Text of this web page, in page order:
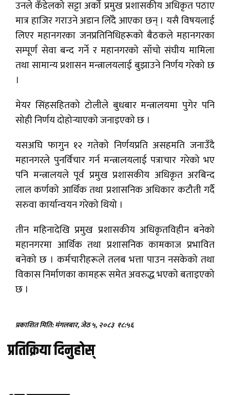
उनले कँडेलको सट्टा अर्को प्रमुख प्रशासकीय अधिकृत पठाए
मात्र हाजिर गराउने अडान लिँदै आएका छन् । यसै विषयलाई
लिएर महानगरका जनप्रतिनिधिहरूको बैठकले महानगरका
सम्पूर्ण सेवा बन्द गर्ने र महानगरको साँचो संघीय मामिला
तथा सामान्य प्रशासन मन्त्रालयलाई बुझाउने निर्णय गरेको छ
।
मेयर सिंहसहितको टोलीले बुधबार मन्त्रालयमा पुगेर पनि
सोही निर्णय दोहोर्‍याएको जनाइएको छ ।
यसअघि फागुन १२ गतेको निर्णयप्रति असहमति जनाउँदै
महानगरले पुनर्विचार गर्न मन्त्रालयलाई पत्राचार गरेको भए
पनि मन्त्रालयले पूर्व प्रमुख प्रशासकीय अधिकृत अरबिन्द
लाल कर्णको आर्थिक तथा प्रशासनिक अधिकार कटौती गर्दै
सरुवा कार्यान्वयन गरेको थियो ।
तीन महिनादेखि प्रमुख प्रशासकीय अधिकृतविहीन बनेको
महानगरमा आर्थिक तथा प्रशासनिक कामकाज प्रभावित
बनेको छ । कर्मचारीहरूले तलब भत्ता पाउन नसकेको तथा
विकास निर्माणका कामहरू समेत अवरुद्ध भएको बताइएको
छ ।
प्रकाशित मिति: मंगलबार, जेठ ५, २०८३ १८:५६
प्रतिक्रिया दिनुहोस्